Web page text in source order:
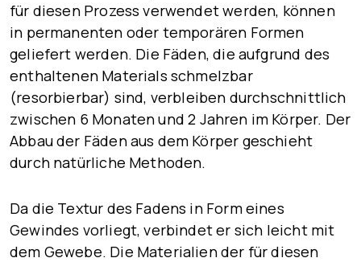
für diesen Prozess verwendet werden, können
in permanenten oder temporären Formen
geliefert werden. Die Fäden, die aufgrund des
enthaltenen Materials schmelzbar
(resorbierbar) sind, verbleiben durchschnittlich
zwischen 6 Monaten und 2 Jahren im Körper. Der
Abbau der Fäden aus dem Körper geschieht
durch natürliche Methoden.
Da die Textur des Fadens in Form eines
Gewindes vorliegt, verbindet er sich leicht mit
dem Gewebe. Die Materialien der für diesen